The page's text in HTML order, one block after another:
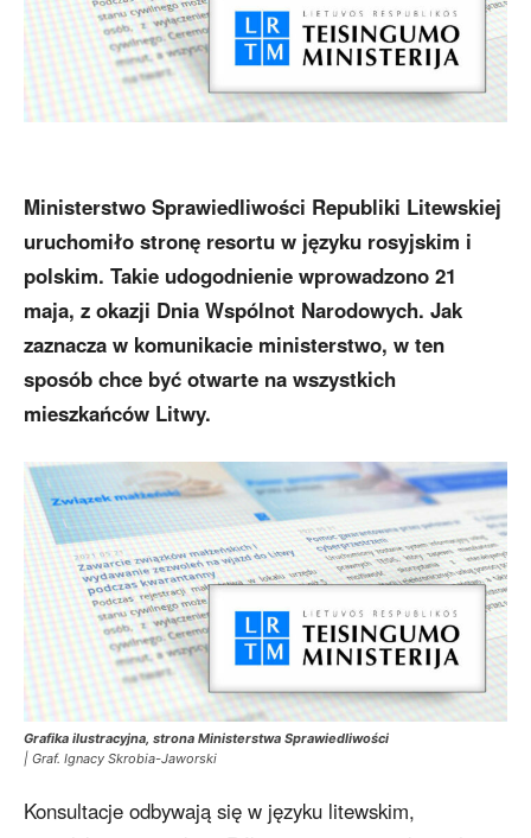
Ministerstwo Sprawiedliwości Republiki Litewskiej
uruchomiło stronę resortu w języku rosyjskim i
polskim. Takie udogodnienie wprowadzono 21
maja, z okazji Dnia Wspólnot Narodowych. Jak
zaznacza w komunikacie ministerstwo, w ten
sposób chce być otwarte na wszystkich
mieszkańców Litwy.
Grafika ilustracyjna, strona Ministerstwa Sprawiedliwości
| Graf. Ignacy Skrobia-Jaworski
Konsultacje odbywają się w języku litewskim,